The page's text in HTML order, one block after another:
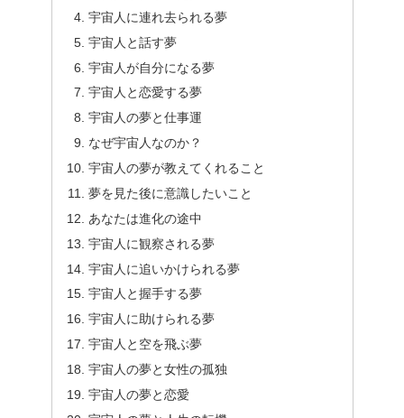
宇宙人に連れ去られる夢
宇宙人と話す夢
宇宙人が自分になる夢
宇宙人と恋愛する夢
宇宙人の夢と仕事運
なぜ宇宙人なのか？
宇宙人の夢が教えてくれること
夢を見た後に意識したいこと
あなたは進化の途中
宇宙人に観察される夢
宇宙人に追いかけられる夢
宇宙人と握手する夢
宇宙人に助けられる夢
宇宙人と空を飛ぶ夢
宇宙人の夢と女性の孤独
宇宙人の夢と恋愛